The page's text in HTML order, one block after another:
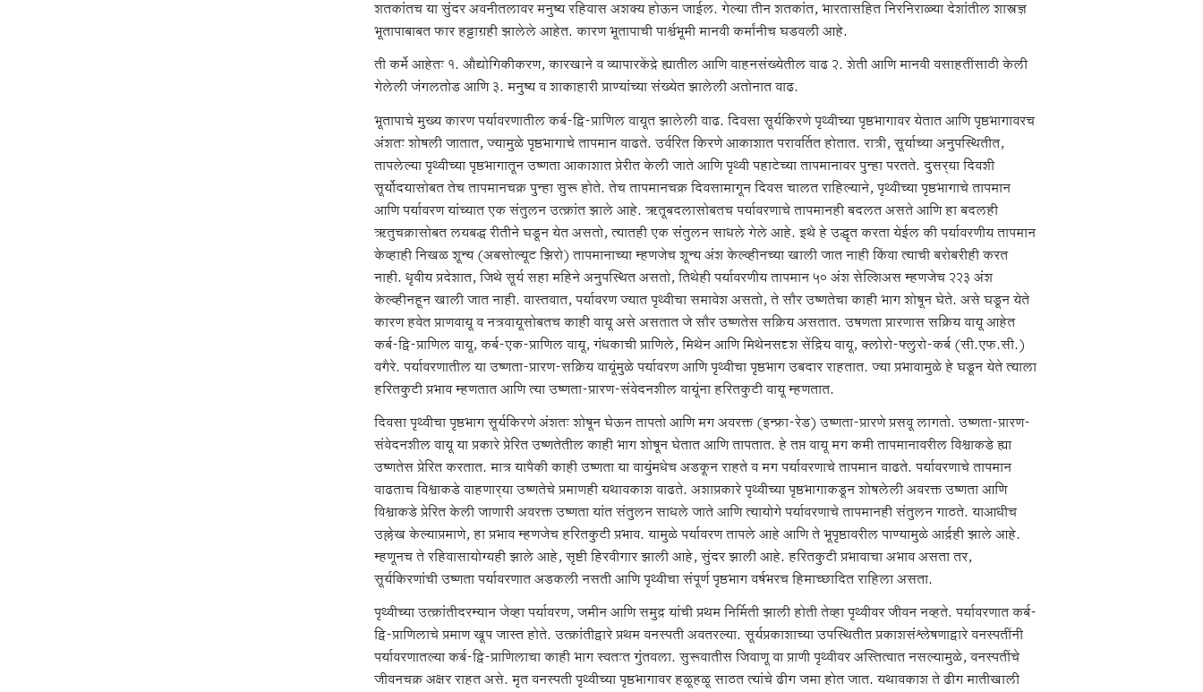
शतकांतच या सुंदर अवनीतलावर मनुष्य रहिवास अशक्य होऊन जाईल. गेल्या तीन शतकांत, भारतासहित निरनिराळ्या देशांतील शास्त्रज्ञ
भूतापाबाबत फार हट्टाग्रही झालेले आहेत. कारण भूतापाची पार्श्वभूमी मानवी कर्मांनीच घडवली आहे.
ती कर्मे आहेतः १. औद्योगिकीकरण, कारखाने व व्यापारकेंद्रे ह्यातील आणि वाहनसंख्येतील वाढ २. शेती आणि मानवी वसाहतींसाठी केली
गेलेली जंगलतोड आणि ३. मनुष्य व शाकाहारी प्राण्यांच्या संख्येत झालेली अतोनात वाढ.
भूतापाचे मुख्य कारण पर्यावरणातील कर्ब-द्वि-प्राणिल वायूत झालेली वाढ. दिवसा सूर्यकिरणे पृथ्वीच्या पृष्ठभागावर येतात आणि पृष्ठभागावरच
अंशतः शोषली जातात, ज्यामुळे पृष्ठभागाचे तापमान वाढते. उर्वरित किरणे आकाशात परावर्तित होतात. रात्री, सूर्याच्या अनुपस्थितीत,
तापलेल्या पृथ्वीच्या पृष्ठभागातून उष्णता आकाशात प्रेरीत केली जाते आणि पृथ्वी पहाटेच्या तापमानावर पुन्हा परतते. दुसर्‍या दिवशी
सूर्योदयासोबत तेच तापमानचक्र पुन्हा सुरू होते. तेच तापमानचक्र दिवसामागून दिवस चालत राहिल्याने, पृथ्वीच्या पृष्ठभागाचे तापमान
आणि पर्यावरण यांच्यात एक संतुलन उत्क्रांत झाले आहे. ऋतूबदलासोबतच पर्यावरणाचे तापमानही बदलत असते आणि हा बदलही
ऋतुचक्रासोबत लयबद्ध रीतीने घडून येत असतो, त्यातही एक संतुलन साधले गेले आहे. इथे हे उद्धृत करता येईल की पर्यावरणीय तापमान
केव्हाही निखळ शून्य (अबसोल्यूट झिरो) तापमानाच्या म्हणजेच शून्य अंश केल्व्हीनच्या खाली जात नाही किंवा त्याची बरोबरीही करत
नाही. धृवीय प्रदेशात, जिथे सूर्य सहा महिने अनुपस्थित असतो, तिथेही पर्यावरणीय तापमान ५० अंश सेल्शिअस म्हणजेच २२३ अंश
केल्व्हीनहून खाली जात नाही. वास्तवात, पर्यावरण ज्यात पृथ्वीचा समावेश असतो, ते सौर उष्णतेचा काही भाग शोषून घेते. असे घडून येते
कारण हवेत प्राणवायू व नत्रवायूसोबतच काही वायू असे असतात जे सौर उष्णतेस सक्रिय असतात. उषणता प्रारणास सक्रिय वायू आहेत
कर्ब-द्वि-प्राणिल वायू, कर्ब-एक-प्राणिल वायू, गंधकाची प्राणिले, मिथेन आणि मिथेनसदृश सेंद्रिय वायू, क्लोरो-फ्लुरो-कर्ब (सी.एफ.सी.)
वगैरे. पर्यावरणातील या उष्णता-प्रारण-सक्रिय वायूंमुळे पर्यावरण आणि पृथ्वीचा पृष्ठभाग उबदार राहतात. ज्या प्रभावामुळे हे घडून येते त्याला
हरितकुटी प्रभाव म्हणतात आणि त्या उष्णता-प्रारण-संवेदनशील वायूंना हरितकुटी वायू म्हणतात.
दिवसा पृथ्वीचा पृष्ठभाग सूर्यकिरणे अंशतः शोषून घेऊन तापतो आणि मग अवरक्त (इन्फ्रा-रेड) उष्णता-प्रारणे प्रसवू लागतो. उष्णता-प्रारण-
संवेदनशील वायू या प्रकारे प्रेरित उष्णतेतील काही भाग शोषून घेतात आणि तापतात. हे तप्त वायू मग कमी तापमानावरील विश्वाकडे ह्या
उष्णतेस प्रेरित करतात. मात्र यापैकी काही उष्णता या वायुंमधेच अडकून राहते व मग पर्यावरणाचे तापमान वाढते. पर्यावरणाचे तापमान
वाढताच विश्वाकडे वाहणार्‍या उष्णतेचे प्रमाणही यथावकाश वाढते. अशाप्रकारे पृथ्वीच्या पृष्ठभागाकडून शोषलेली अवरक्त उष्णता आणि
विश्वाकडे प्रेरित केली जाणारी अवरक्त उष्णता यांत संतुलन साधले जाते आणि त्यायोगे पर्यावरणाचे तापमानही संतुलन गाठते. याआधीच
उल्लेख केल्याप्रमाणे, हा प्रभाव म्हणजेच हरितकुटी प्रभाव. यामुळे पर्यावरण तापले आहे आणि ते भूपृष्ठावरील पाण्यामुळे आर्द्रही झाले आहे.
म्हणूनच ते रहिवासायोग्यही झाले आहे, सृष्टी हिरवीगार झाली आहे, सुंदर झाली आहे. हरितकुटी प्रभावाचा अभाव असता तर,
सूर्यकिरणांची उष्णता पर्यावरणात अडकली नसती आणि पृथ्वीचा संपूर्ण पृष्ठभाग वर्षभरच हिमाच्छादित राहिला असता.
पृथ्वीच्या उत्क्रांतीदरम्यान जेव्हा पर्यावरण, जमीन आणि समुद्र यांची प्रथम निर्मिती झाली होती तेव्हा पृथ्वीवर जीवन नव्हते. पर्यावरणात कर्ब-
द्वि-प्राणिलाचे प्रमाण खूप जास्त होते. उत्क्रांतीद्वारे प्रथम वनस्पती अवतरल्या. सूर्यप्रकाशाच्या उपस्थितीत प्रकाशसंश्लेषणाद्वारे वनस्पतींनी
पर्यावरणातल्या कर्ब-द्वि-प्राणिलाचा काही भाग स्वतःत गुंतवला. सुरूवातीस जिवाणू वा प्राणी पृथ्वीवर अस्तित्वात नसल्यामुळे, वनस्पतींचे
जीवनचक्र अक्षर राहत असे. मृत वनस्पती पृथ्वीच्या पृष्ठभागावर हळूहळू साठत त्यांचे ढीग जमा होत जात. यथावकाश ते ढीग मातीखाली